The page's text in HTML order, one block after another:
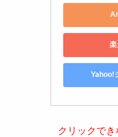
楽
Yahoo!
クリックでき